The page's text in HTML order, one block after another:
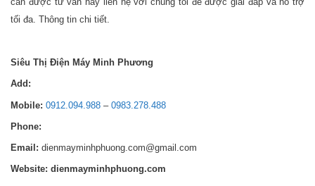
tối đa. Thông tin chi tiết.
Siêu Thị Điện Máy Minh Phương
Add:
Mobile: 0912.094.988 – 0983.278.488
Phone:
Email: dienmayminhphuong.com@gmail.com
Website: dienmayminhphuong.com